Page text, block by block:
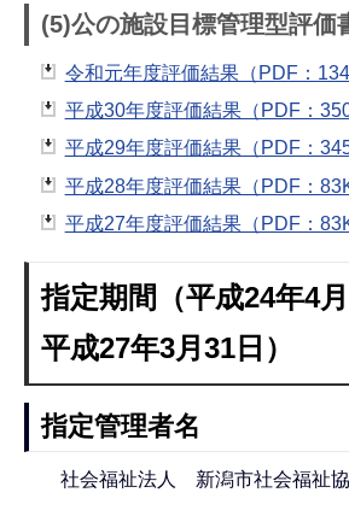
(5)公の施設目標管理型評価
令和元年度評価結果（PDF：
平成30年度評価結果（PDF：
平成29年度評価結果（PDF：
平成28年度評価結果（PDF：
平成27年度評価結果（PDF：
指定期間（平成24年4
平成27年3月31日）
指定管理者名
社会福祉法人 新潟市社会福祉